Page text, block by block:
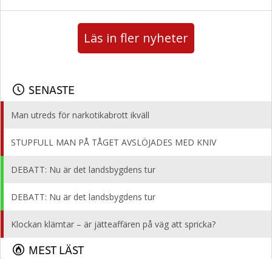
Läs in fler nyheter
SENASTE
Man utreds för narkotikabrott ikväll
STUPFULL MAN PÅ TÅGET AVSLÖJADES MED KNIV
DEBATT: Nu är det landsbygdens tur
DEBATT: Nu är det landsbygdens tur
Klockan klämtar – är jätteaffären på väg att spricka?
MEST LÄST